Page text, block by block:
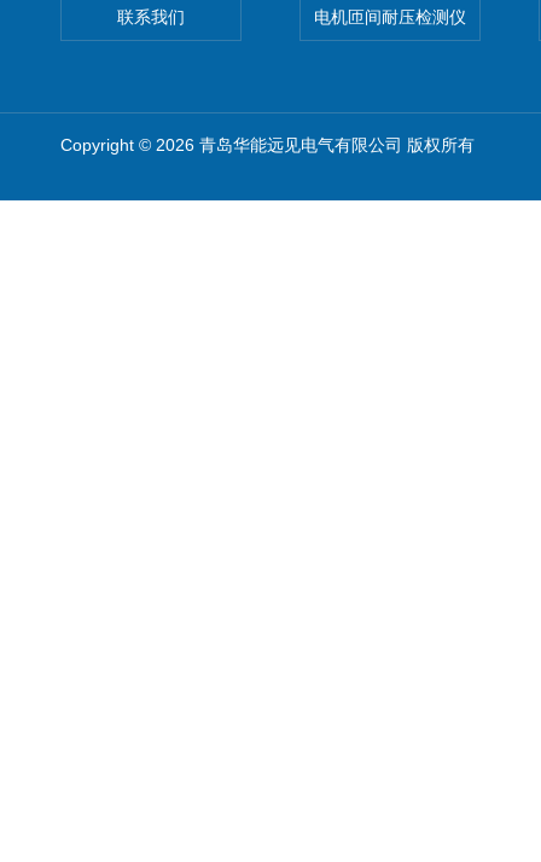
联系我们 电机匝间耐压检测仪
Copyright © 2026 青岛华能远见电气有限公司 版权所有